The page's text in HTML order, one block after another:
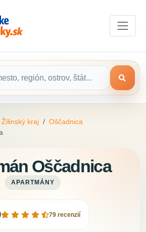
Žilinský kraj
Oščadnica
Oščadnica
APARTMÁNY
79 recenzií